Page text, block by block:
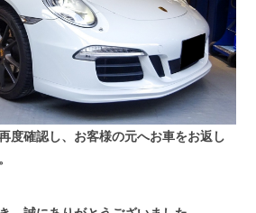
度確認し、お客様の元へお車をお返し